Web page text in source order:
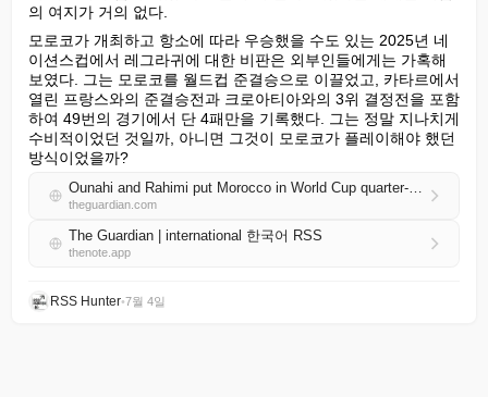
의 여지가 거의 없다.
모로코가 개최하고 항소에 따라 우승했을 수도 있는 2025년 네
이션스컵에서 레그라귀에 대한 비판은 외부인들에게는 가혹해
보였다. 그는 모로코를 월드컵 준결승으로 이끌었고, 카타르에서
열린 프랑스와의 준결승전과 크로아티아와의 3위 결정전을 포함
하여 49번의 경기에서 단 4패만을 기록했다. 그는 정말 지나치게
수비적이었던 것일까, 아니면 그것이 모로코가 플레이해야 했던
방식이었을까?
Ounahi and Rahimi put Morocco in World Cup quarter-finals and end Canada’s journey
theguardian.com
The Guardian | international 한국어 RSS
thenote.app
RSS Hunter•7월 4일